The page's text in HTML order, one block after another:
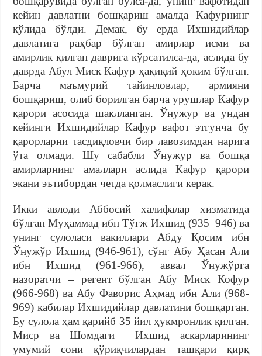
кейин давлатни бошқариш амалда Кафурнинг
қўлида бўлди. Демак, бу ерда Ихшидийлар
давлатига раҳбар бўлган амирлар исми ва
амирлик қилган даврига кўрсатилса-да, аслида бу
даврда Абул Миск Кафур ҳақиқий ҳоким бўлган.
Барча маъмурий тайинловлар, армияни
бошқариш, олиб борилган барча урушлар Кафур
қарори асосида шаклланган. Ўнужур ва ундан
кейинги Ихшидийлар Кафур вафот этгунча бу
қарорларни тасдиқловчи бир лавозимдан нарига
ўта олмади. Шу сабабли Ўнужур ва бошқа
амирларнинг амаллари аслида Кафур қарори
экани эътибордан четда қолмаслиги керак.
Икки авлоди Аббосий халифалар хизматида
бўлган Муҳаммад ибн Тўғж Ихшид (935–946) ва
унинг сулоласи вакиллари Абду Қосим ибн
Ўнужўр Ихшид (946-961), сўнг Абу Ҳасан Али
ибн Ихшид (961-966), аввал Ўнужўрга
назоратчи – регент бўлган Абу Миск Кофур
(966-968) ва Абу Фаворис Аҳмад ибн Али (968-
969) кабилар Ихшидийлар давлатини бошқарган.
Бу сулола ҳам қарийб 35 йил ҳукмронлик қилган.
Миср ва Шомдаги Ихшид аскарларининг
умумий сони қўриқчилардан ташқари қирқ